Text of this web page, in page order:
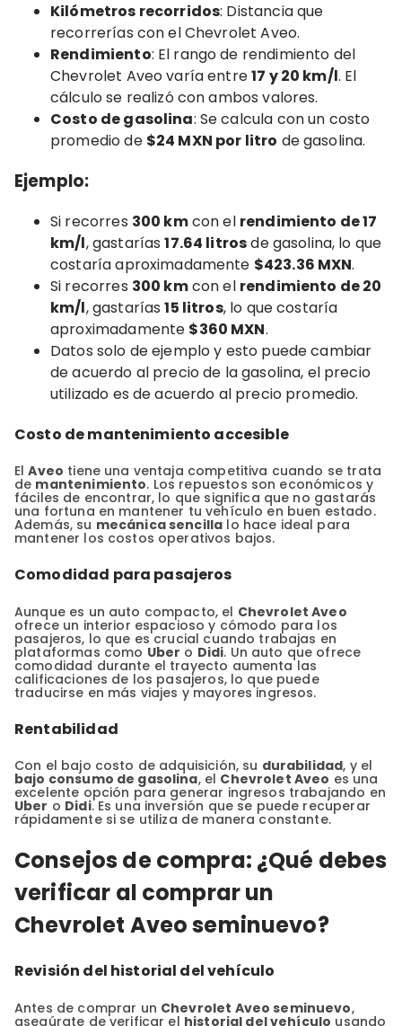
Kilómetros recorridos: Distancia que
recorrerías con el Chevrolet Aveo.
Rendimiento: El rango de rendimiento del
Chevrolet Aveo varía entre17 y 20 km/l. El
cálculo se realizó con ambos valores.
Costo de gasolina: Se calcula con un costo
promedio de $24 MXN por litro de gasolina.
Ejemplo:
Si recorres 300 kmcon el rendimiento de 17
km/l, gastarías17.64 litrosde gasolina, lo que
costaría aproximadamente $423.36 MXN.
Si recorres 300 kmcon el rendimiento de 20
km/l, gastarías15 litros, lo que costaría
aproximadamente $360 MXN.
Datos solo de ejemplo y esto puede cambiar
de acuerdo al precio de la gasolina, el precio
utilizado es de acuerdo al precio promedio.
Costo de mantenimiento accesible
ElAveo tiene una ventaja competitiva cuando se trata
de mantenimiento. Los repuestos son económicos y
fáciles de encontrar, lo que significa que no gastarás
una fortuna en mantener tu vehículo en buen estado.
Además, su mecánica sencilla lo hace ideal para
mantener los costos operativos bajos.
Comodidad para pasajeros
Aunque es un auto compacto, el Chevrolet Aveo
ofrece un interior espacioso y cómodo para los
pasajeros, lo que es crucial cuando trabajas en
plataformas como Uber o Didi. Un auto que ofrece
comodidad durante el trayecto aumenta las
calificaciones de los pasajeros, lo que puede
traducirse en más viajes y mayores ingresos.
Rentabilidad
Con el bajo costo de adquisición, su durabilidad, y el
bajo consumo de gasolina, el Chevrolet Aveo es una
excelente opción para generar ingresos trabajando en
Uber o Didi. Es una inversión que se puede recuperar
rápidamente si se utiliza de manera constante.
Consejos de compra: ¿Qué debes
verificar al comprar un
Chevrolet Aveo seminuevo?
Revisión del historial del vehículo
Antes de comprar un Chevrolet Aveo seminuevo,
asegúrate de verificar el historial del vehículo usando